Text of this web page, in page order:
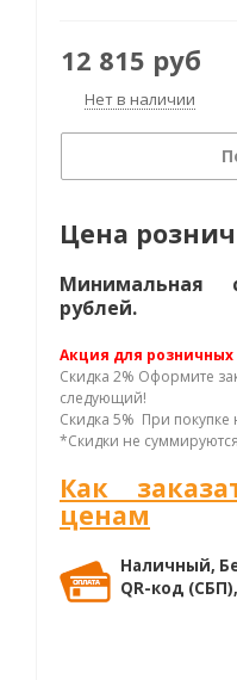
12 815 руб
Нет в наличии
Цена
Минимальная
рублей.
Акция для розничных
Скидка 2% Оформите
следующий!
Скидка 5% При покупке
*Скидки не
Как
ценам
Наличный,
QR-код